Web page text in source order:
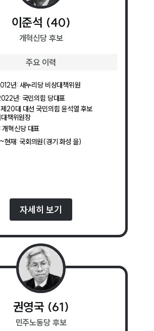
이준석 (40)
개혁신당후보
주요 이력
년: 새누리당 비상대책위원
년: 국민의힘 당대표
20대 대선 국민의힘 윤석열 후보
책위원장
혁신당 대표
재: 국회의원(경기 화성 을)
자세히 보기
권영국 (61)
민주노동당후보